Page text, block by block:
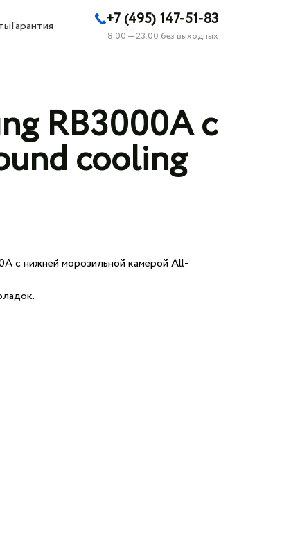
Гарантия +7 (495) 147-51-83
8:00 — 23:00 без выходных
RB3000A с
cooling
с нижней морозильной камерой All-